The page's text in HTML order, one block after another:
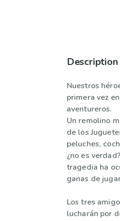
Description
Nuestros
primera vez
aventureros.
Un remolino
de los
peluches,
¿no es
tragedia ha
ganas de
Los tres
lucharán por